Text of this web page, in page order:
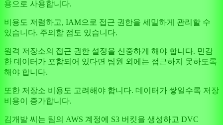
용으로 사용합니다.
비용도 저렴하고, IAM으로 접근 권한을 세밀하게 관리할 수
있습니다. 주의할 점도 있습니다.
원격 저장소의 접근 권한 설정을 신중하게 해야 합니다. 민감
한 데이터가 포함되어 있다면 팀원 외에는 접근하지 못하도록
해야 합니다.
또한 저장소 비용도 고려해야 합니다. 데이터가 쌓일수록 저장
비용이 증가합니다.
김개발 씨는 팀의 AWS 계정에 S3 버킷을 생성하고 DVC